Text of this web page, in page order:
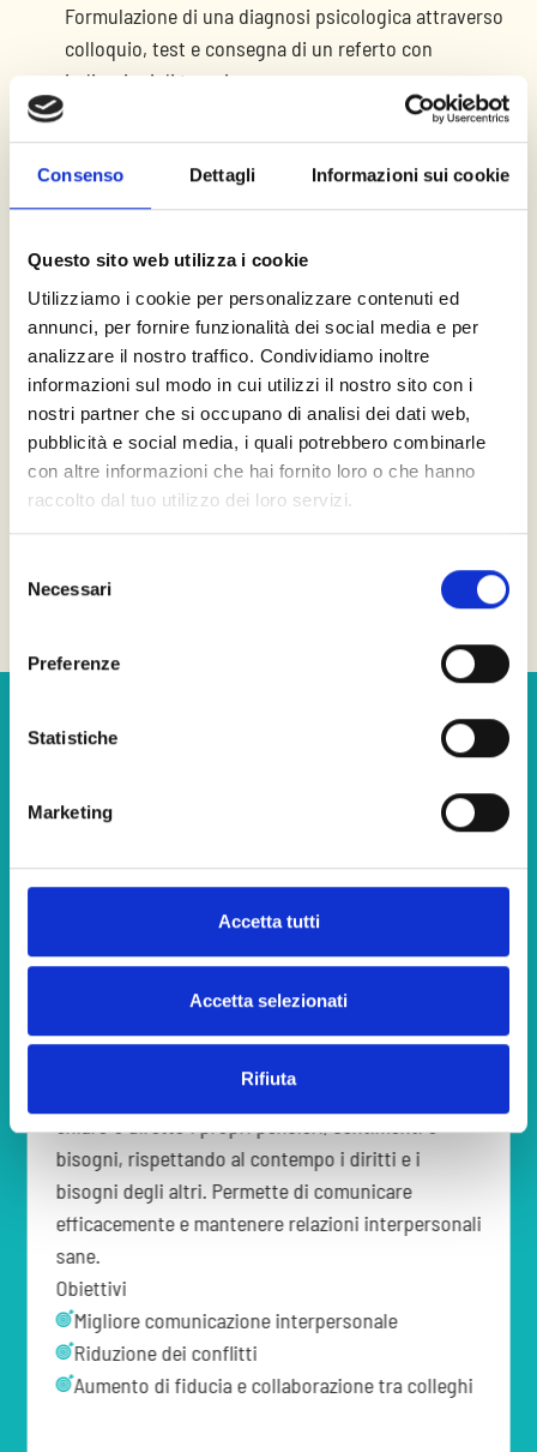
Consenso Dettagli Informazioni sui cookie
Questo sito web utilizza i cookie
Utilizziamo i cookie per personalizzare contenuti ed
annunci, per fornire funzionalità dei social media e per
analizzare il nostro traffico. Condividiamo inoltre
informazioni sul modo in cui utilizzi il nostro sito con i
nostri partner che si occupano di analisi dei dati web,
pubblicità e social media, i quali potrebbero combinarle
con altre informazioni che hai fornito loro o che hanno
raccolto dal tuo utilizzo dei loro servizi.
delNecessari
Preferenze
Statistiche
Marketing
Accetta tutti
Accetta selezionati
Rifiuta
Formulazione di una diagnosi psicologica attraverso
colloquio, test e consegna di un referto con
indicazioni di terapia.
Psicoterapia
Sedute di psicoterapia cognitivo comportamentale.
Consulenze strategiche
Moduli di terapia breve individuale da 6 incontri,
dedicati a problematiche specifiche legate al mondo
del lavoro.
Gruppi psicoeducativi
specifiche.
Consulenze
: i
moduli di inTHERAPY
, dedicati
a temi specifici tra cui assertività, procrastinazione,
Speak your Truth
L'assertività è la capacità di esprimere in modo
chiaro e diretto i propri pensieri, sentimenti e
bisogni, rispettando al contempo i diritti e i
bisogni degli altri. Permette di comunicare
efficacemente e mantenere relazioni interpersonali
sane.
Obiettivi
Migliore comunicazione interpersonale
Riduzione dei conflitti
Aumento di fiducia e collaborazione tra colleghi